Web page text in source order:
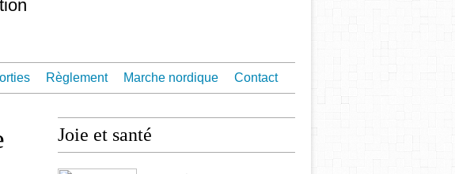
Règlement Marche nordique Contact
Joie et santé